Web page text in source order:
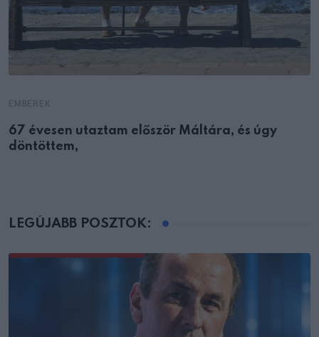
67 évesen utaztam először Máltára, és úgy
döntöttem,
LEGÚJABB POSZTOK: